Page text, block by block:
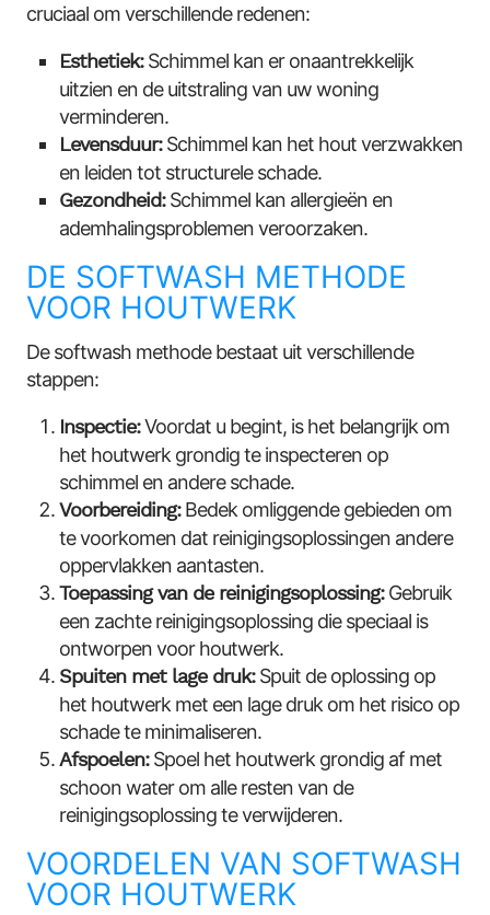
cruciaal om verschillende redenen:
Esthetiek:Schimmel kan er onaantrekkelijk
uitzien en de uitstraling van uw woning
verminderen.
Levensduur:Schimmel kan het hout verzwakken
en leiden tot structurele schade.
Gezondheid:Schimmel kan allergieën en
ademhalingsproblemen veroorzaken.
DE SOFTWASH METHODE
VOOR HOUTWERK
De softwash methode bestaat uit verschillende
stappen:
Inspectie:Voordat u begint, is het belangrijk om
het houtwerk grondig te inspecteren op
schimmel en andere schade.
Voorbereiding:Bedek omliggende gebieden om
te voorkomen dat reinigingsoplossingen andere
oppervlakken aantasten.
Toepassing van de reinigingsoplossing:Gebruik
een zachte reinigingsoplossing die speciaal is
ontworpen voor houtwerk.
Spuiten met lage druk:Spuit de oplossing op
het houtwerk met een lage druk om het risico op
schade te minimaliseren.
Afspoelen:Spoel het houtwerk grondig af met
schoon water om alle resten van de
reinigingsoplossing te verwijderen.
VOORDELEN VAN SOFTWASH
VOOR HOUTWERK